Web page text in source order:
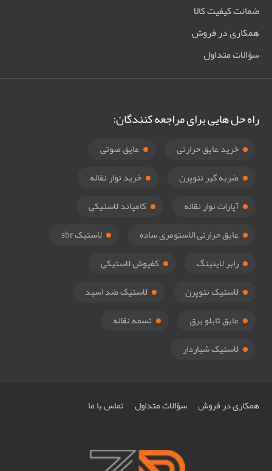
ضمانت کیفیت کالا
همکاری در فروش
سؤالات متداول
راه حل هایی برای مراجعه کنندگان:
خرید عایق حرارتی
عایق صوتی
ضربه گیر نئوپرن
خرید نوار نقاله
آپارات نوار نقاله
کامپاند لاستیکی
عایق حرارتی الاستومری ساده
لاستیک sbr
رابر لاینینگ
کفپوش لاستیکی
لاستیک نئوپرن
لاستیک ضد اسید
عایق تابلو برق
تسمه نقاله
لاستیک شیاردار
همکاری در فروش سؤالات متداول تماس با ما